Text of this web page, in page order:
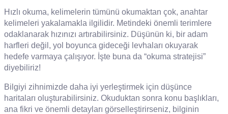
Hızlı okuma, kelimelerin tümünü okumaktan çok, anahtar
kelimeleri yakalamakla ilgilidir. Metindeki önemli terimlere
odaklanarak hızınızı artırabilirsiniz. Düşünün ki, bir adam
harfleri değil, yol boyunca gideceği levhaları okuyarak
hedefe varmaya çalışıyor. İşte buna da “okuma stratejisi”
diyebiliriz!
Bilgiyi zihnimizde daha iyi yerleştirmek için düşünce
haritaları oluşturabilirsiniz. Okuduktan sonra konu başlıkları,
ana fikri ve önemli detayları görselleştirirseniz, bilginin